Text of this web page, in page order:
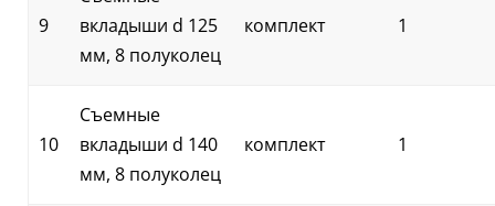
9
вкладыши d 125
мм, 8 полуколец
комплект 1
10
Съемные
вкладыши d 140
мм, 8 полуколец
комплект 1